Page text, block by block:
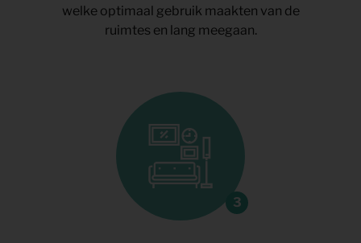
welke optimaal gebruik maakten van de
ruimtes en lang meegaan.